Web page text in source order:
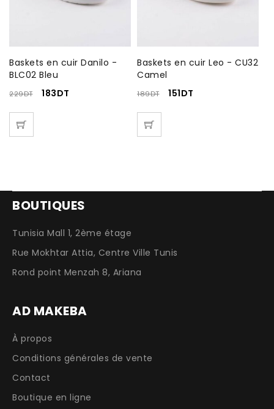
Baskets en cuir Danilo -
BLC02 Bleu
229DT 183DT
Baskets en cuir Leo - CU32
Camel
189DT 151DT
BOUTIQUES
Tunisia Mall 1, 2ème étage
Rue Mokhtar Attia, Centre Ville Tunis
Rond point Menzah 8, Ariana
AD MAKEBA
À propos
Conditions générales de vente
Contact
Boutique en ligne